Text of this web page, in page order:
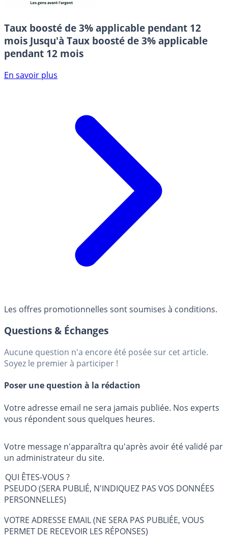
Taux boosté de 3% applicable pendant 12
mois Jusqu'à Taux boosté de 3% applicable
pendant 12 mois
En savoir plus
Les offres promotionnelles sont soumises à conditions.
Questions & Échanges
Aucune question n'a encore été posée sur cet article.
Soyez le premier à participer !
Poser une question à la rédaction
Votre adresse email ne sera jamais publiée. Nos experts
vous répondent sous quelques heures.
Votre message n'apparaîtra qu'après avoir été validé par
un administrateur du site.
QUI ÊTES-VOUS ?
PSEUDO (SERA PUBLIÉ, N'INDIQUEZ PAS VOS DONNÉES
PERSONNELLES)
VOTRE ADRESSE EMAIL (NE SERA PAS PUBLIÉE, VOUS
PERMET DE RECEVOIR LES RÉPONSES)